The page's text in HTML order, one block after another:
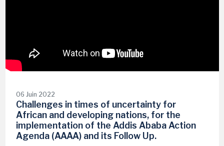
06 Juin 2022
Challenges in times of uncertainty for
African and developing nations, for the
implementation of the Addis Ababa Action
Agenda (AAAA) and its Follow Up.